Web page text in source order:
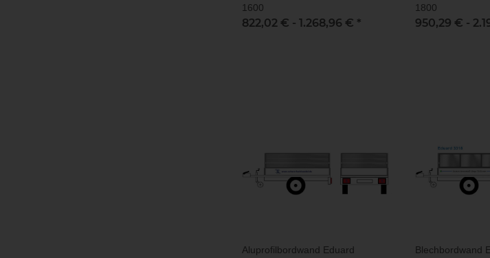
1600
822,02 € - 1.268,96 € *
1800
950,29 € -
Aluprofilbordwand Eduard
Blechbordwand